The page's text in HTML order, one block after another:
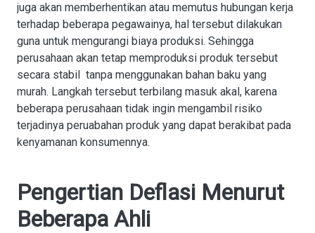
juga akan memberhentikan atau memutus hubungan kerja
terhadap beberapa pegawainya, hal tersebut dilakukan
guna untuk mengurangi biaya produksi. Sehingga
perusahaan akan tetap memproduksi produk tersebut
secara stabil tanpa menggunakan bahan baku yang
murah. Langkah tersebut terbilang masuk akal, karena
beberapa perusahaan tidak ingin mengambil risiko
terjadinya peruabahan produk yang dapat berakibat pada
kenyamanan konsumennya.
Pengertian Deflasi Menurut
Beberapa Ahli